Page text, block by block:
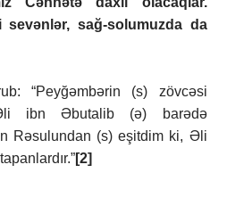
sevənlər, sağ-solumuzda da
“Peyğəmbərin (s) zövcəsi
ibn Əbutalib (ə) barədə
Rəsulundan (s) eşitdim ki, Əli
[2]